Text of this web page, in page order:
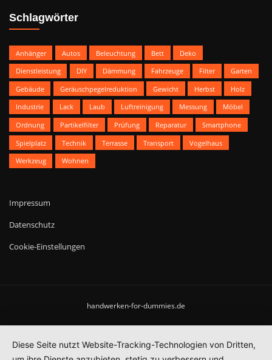
Schlagwörter
Anhänger Autos Beleuchtung Bett
Deko
Dienstleistung
DIY Dämmung Fahrzeuge Filter
Garten
Gebäude
Geräuschpegelreduktion Gewicht Herbst
Holz
Industrie
Lack Laub Luftreinigung Messung
Möbel
Ordnung
Partikelfilter Prüfung Reparatur
Smartphone
Spielplatz
Technik Terrasse Transport
Vogelhaus
Werkzeug
Wohnen
Impressum
Datenschutz
Cookie-Einstellungen
handwerken-for-dummies.de
Diese Seite nutzt Website-Tracking-Technologien von Dritten,